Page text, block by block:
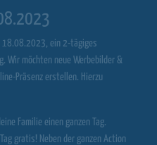
18.08.2023, ein 2-tägiges
Wir möchten neue Werbebilder &
Präsenz erstellen. Hierzu
Familie einen ganzen Tag.
gratis! Neben der ganzen Action